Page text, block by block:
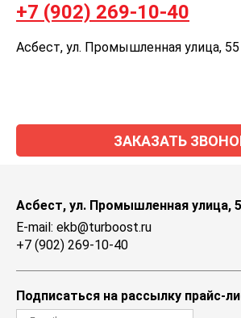
+7 (902) 269-10-40
Асбест, ул. Промышленная улица, 55
ЗАКАЗАТЬ
Асбест, ул. Промышленная улица,
E-mail: ekb@turboost.ru
+7 (902) 269-10-40
Подписаться на рассылку прайс-